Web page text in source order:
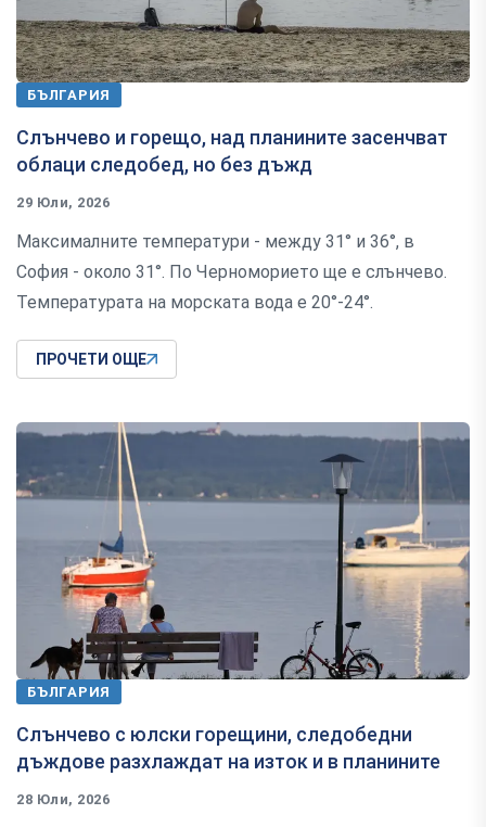
БЪЛГАРИЯ
Слънчево и горещо, над планините засенчват
облаци следобед, но без дъжд
29 Юли, 2026
Максималните температури - между 31° и 36°, в
София - около 31°. По Черноморието ще е слънчево.
Температурата на морската вода е 20°-24°.
ПРОЧЕТИ ОЩЕ
БЪЛГАРИЯ
Слънчево с юлски горещини, следобедни
дъждове разхлаждат на изток и в планините
28 Юли, 2026